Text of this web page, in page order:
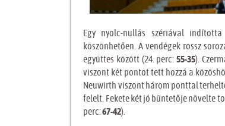
Egy nyolc-nullás szériával
köszönhetően. A vendégek rossz
együttes között (24. perc:55-35).
viszont két pontot tett hozzá a
Neuwirth viszont három ponttal
felelt. Fekete két jó büntetője növelte
perc:67-42).